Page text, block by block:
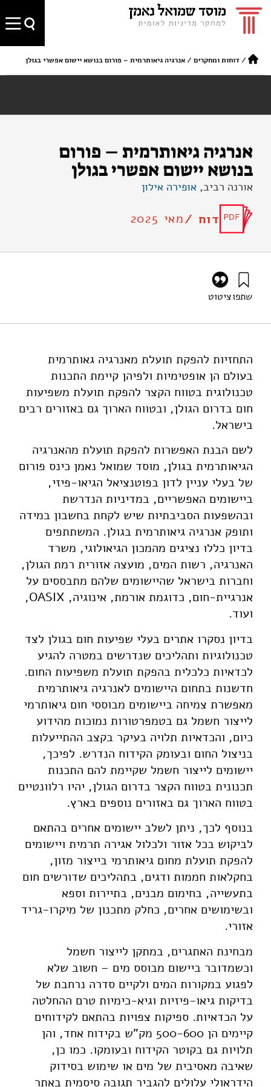
/דוחות ומחקרים /אנרגיה גיאותרמית – פורום בנושא יישום אפשרי בגולן
אנרגיה גיאותרמית – פורום
בנושא יישום אפשרי בגולן
אורנה רביב, אופירה אילון
דוח /מאי 2025
שתפוציטוט
התחזיות להפקת תועלת מאנרגיה גאותרמית
בעולם הן אופטימיות ולפיהן קיימת התכנות
טכנולוגית בטווח הקצר להפקת תועלת משפיעות
חום בדרום הגולן, ובטווח הארוך גם באזורים רבים
בישראל.
לשם הבנת האפשרות להפקת תועלת מהאנרגיה
הגיאותרמית בגולן, מוסד שמואל נאמן כינס פורום
של בעלי עניין לדון בפוטנציאל הגיאו-פיזי,
ביישומים האפשריים, במדיניות הנדרשת
ובהשפעות הסביבתיות שיש לקחת בחשבון במידה
ותופק אנרגיה גיאותרמית בגולן. המשתתפים
בדיון כללו נציגים מהמכון הגיאולוגי, משרד
האנרגיה, רשות המים, מועצה אזורית רמת הגולן,
וחברות בישראל שהיישומים שלהם מתבססים על
אנרגיית-חום, כדוגמת אורמת, אינוגיה, OASIX,
ועוד.
בדיון נסקרו אתרים בעלי שפיעות חום בגולן לצד
טכנולוגיות ותהליכים שנדרשים במטרה להגיע
לכדאיות כלכלית בהפקת תועלת משפיעות החום.
חדשנות בתחום היישומים לאנרגיה גיאותרמית
מאפשרת צמיחה ביישומים מבוססי חום גיאותרמי
לייצור חשמל גם בטמפרטורות נמוכות מהידוע
כיום, והכדאיות תלויה בעיקר בקצב ההתייעלות
בניצול החום ובעומק הקידוח הנדרש. לפיכך,
יישומים לייצור חשמל שקיימת להם התכנות
תכנונית בטווח הקצר בדרום הגולן, יהיו רלוונטיים
בטווח הארוך גם באזורים נוספים בארץ.
בנוסף לכך, ניתן לשלב יישומים אחרים בהתאם
לביקוש בכל אזור ולכלול אגירה תרמית ויישומים
להפקת תועלת מחום גיאותרמי בייצור מזון,
בחקלאות חממות ודגים, בתהליכים שדורשים חום
בתעשייה, בחימום מבנים, בתיירות וספא
ובשימושים אחרים, כחלק מתכנון של מיקרו-גריד
אזורי.
מבחינת האתגרים, במתקן לייצור חשמל
וכשמדובר ביישום מבוסס מים – חשוב שלא
לפגוע במקורות המים ולקיים סדרה נרחבת של
בדיקות גיאו-פיזיות וגיא-כימיות טרם ההחלטה
על הכדאיות. ספיקות צפויות בהתאם לקידוחים
קיימים הן 500-600 מק"ש בקידוח אחד, והן
תלויות גם בקוטר הקידוח ובעומקו. כמו כן,
שאיבה מאסיבית של מים או שימוש בסידוק
הידראולי עלולים להגביר תגובה סיסמית באתר